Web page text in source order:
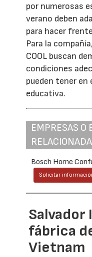
por numerosas
verano deben
para hacer
Para la
COOL buscan
condiciones
pueden tener en
educativa.
EMPRESAS O
Bosch Home
Solicitar
Salvador
fábrica
Vietnam